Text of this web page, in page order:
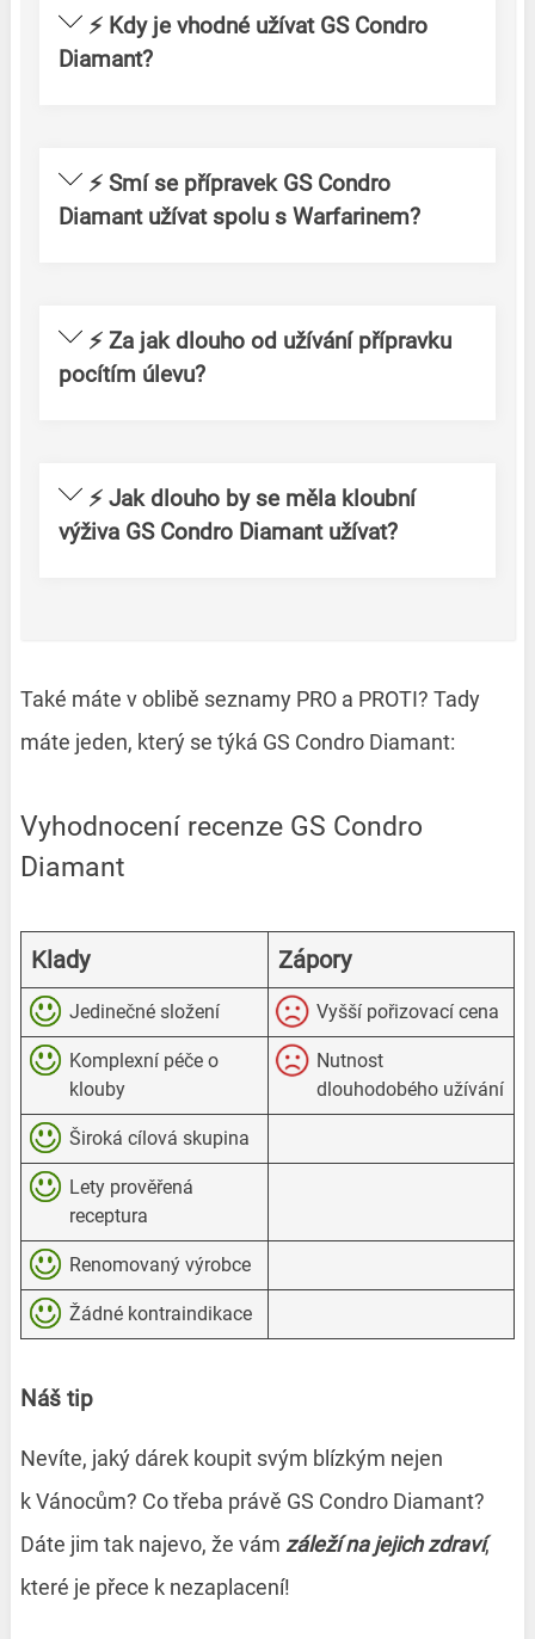
⚡ Kdy je vhodné užívat GS Condro
Diamant?
⚡ Smí se přípravek GS Condro
Diamant užívat spolu s Warfarinem?
⚡ Za jak dlouho od užívání přípravku
pocítím úlevu?
⚡ Jak dlouho by se měla kloubní
výživa GS Condro Diamant užívat?
Také máte v oblibě seznamy PRO a PROTI? Tady
máte jeden, který se týká GS Condro Diamant:
Vyhodnocení recenze GS Condro
Diamant
Klady Zápory
Jedinečné složení Vyšší pořizovací cena
Komplexní péče o
klouby
Nutnost
dlouhodobého užívání
Široká cílová skupina
Lety prověřená
receptura
Renomovaný výrobce
Žádné kontraindikace
Náš tip
Nevíte, jaký dárek koupit svým blízkým nejen
k Vánocům? Co třeba právě GS Condro Diamant?
Dáte jim tak najevo, že vám záleží na jejich zdraví,
které je přece k nezaplacení!